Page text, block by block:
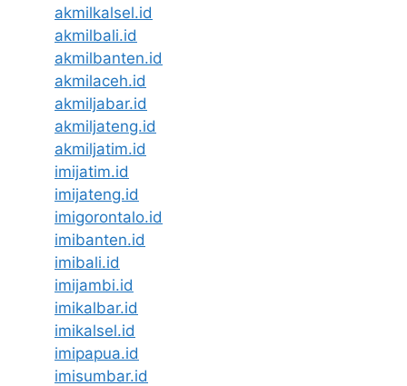
akmilkalsel.id
akmilbali.id
akmilbanten.id
akmilaceh.id
akmiljabar.id
akmiljateng.id
akmiljatim.id
imijatim.id
imijateng.id
imigorontalo.id
imibanten.id
imibali.id
imijambi.id
imikalbar.id
imikalsel.id
imipapua.id
imisumbar.id